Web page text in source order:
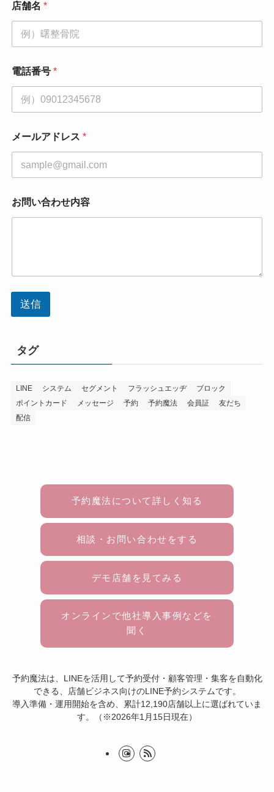
店舗名 *
電話番号 *
問
い
内
容
*
メールアドレス *
お問い合わせ内容
送信
タグ
LINE システム セグメント フラッシュエッヂ
ブロック
ポイントカード
メッセージ 予約 予約魔法 会員証
友だち
配信
予約魔法について詳しく知る
相談・お問い合わせをする
デモ店舗を見てみる
オンラインで他社導入事例などを
聞く
予約魔法は、LINEを活用して予約受付・顧客管理・集客を自動化
できる、店舗ビジネス向けのLINE予約システムです。
導入準備・運用開始を含め、累計12,190店舗以上に選ばれていま
す。（※2026年1月15日現在）